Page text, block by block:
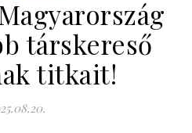
társkereső
titkait!